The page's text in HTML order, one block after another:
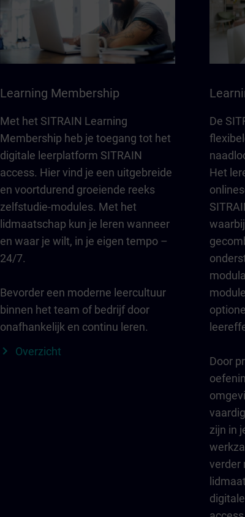
Learning Membership
Met het SITRAIN Learning
Membership heb je toegang tot het
digitale leerplatform SITRAIN
access. Hier vind je een uitgebreide
en voortdurend groeiende reeks
zelfstudie-modules. Met het
lidmaatschap kun je leren wanneer
en waar je wilt, in je eigen tempo –
24/7.
Bevorder een moderne leercultuur
binnen het team of bedrijf door
onafhankelijk en continu leren.
Overzicht
De
Het
Door
zijn in
verder